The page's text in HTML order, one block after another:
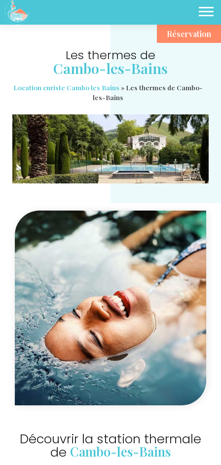
Réservation
Les thermes de
Cambo-les-Bains
Location curiste Cambo les Bains » Les thermes de Cambo-
les-Bains
Découvrir la station thermale
de Cambo-les-Bains